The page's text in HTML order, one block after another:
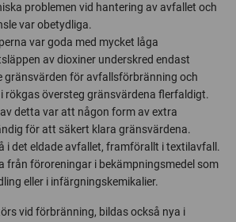
problemen vid hantering av avfallet och
var obetydliga.
var goda med mycket låga
av dioxiner underskred endast
gränsvärden för avfallsförbränning och
rökgas översteg gränsvärdena flerfaldigt.
detta var att någon form av extra
för att säkert klara gränsvärdena.
i det eldade avfallet, framförallt i textilavfall.
från föroreningar i bekämpningsmedel som
eller i infärgningskemikalier.
vid förbränning, bildas också nya i